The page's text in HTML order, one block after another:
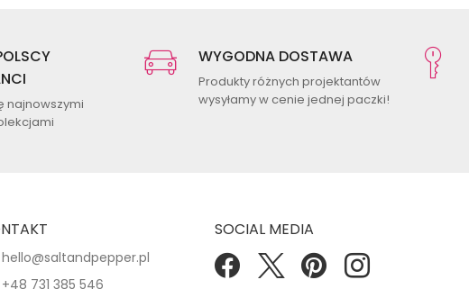
najnowszymi
WYGODNA DOSTAWA
Produkty różnych projektantów
wysyłamy w cenie jednej paczki!
hello@saltandpepper.pl
+48 731 385 546
SOCIAL MEDIA